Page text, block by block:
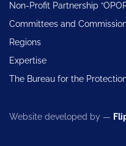
Non-Profit Partnership
Committees and
Regions
Expertise
The Bureau for the
Website developed by —